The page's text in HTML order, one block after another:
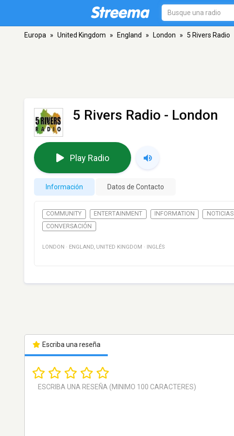
Europa » United Kingdom » England » London » 5 Rivers Radio
5 Rivers Radio - London
Play Radio
Información Datos de Contacto
COMMUNITY ENTERTAINMENT INFORMATION
NOTICIAS
CONVERSACIÓN
LONDON · ENGLAND, UNITED KINGDOM · INGLÉS
Escriba una reseña